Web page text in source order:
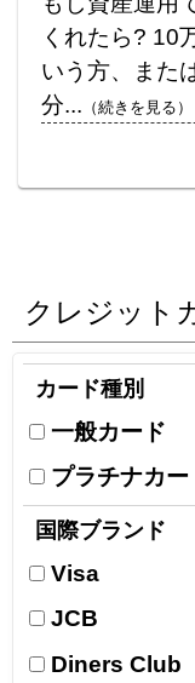
くれたら? 10
いう方、また
分... （続きを見る）
クレジット
カード種別
一般カード
プラチナカー
国際ブランド
Visa
JCB
Diners Club